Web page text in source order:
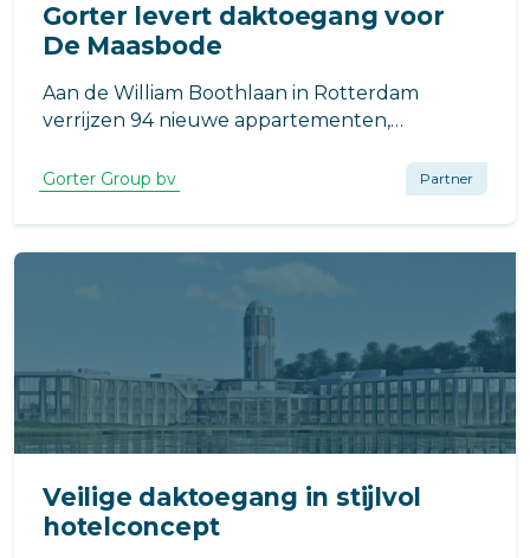
Gorter levert daktoegang voor
De Maasbode
Aan de William Boothlaan in Rotterdam
verrijzen 94 nieuwe appartementen,
Architecten. Van Wijnen Stolwijk B.V. realiseert
dit project als onderdeel van de verdichting
van Rotterdam.
Gorter Group bv Partner
Veilige daktoegang in stijlvol
hotelconcept